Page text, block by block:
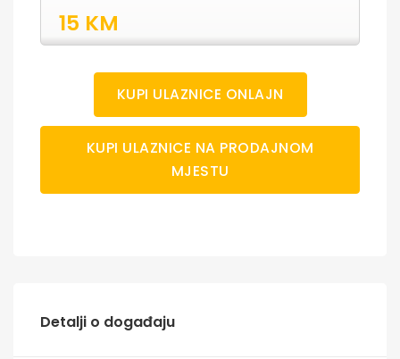
15 KM
KUPI ULAZNICE ONLAJN
KUPI ULAZNICE NA PRODAJNOM
MJESTU
Detalji o događaju